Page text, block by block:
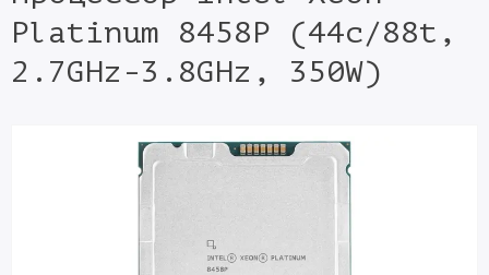
Platinum 8458P (44c/88t,
2.7GHz-3.8GHz, 350W)